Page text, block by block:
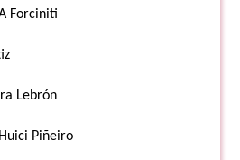
Forciniti
Lebrón
Piñeiro